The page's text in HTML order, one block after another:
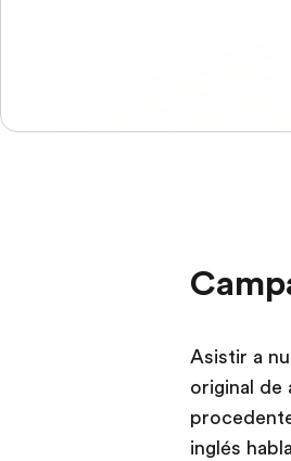
Asistir a
original de
inglés